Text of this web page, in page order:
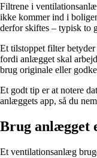
Filtrene i
ikke kommer ind i
derfor skiftes – typisk to
Et tilstoppet filter
fordi anlægget skal
brug originale eller
Et godt tip er at notere
anlæggets app, så du
Brug anlægget
Et ventilationsanlæg